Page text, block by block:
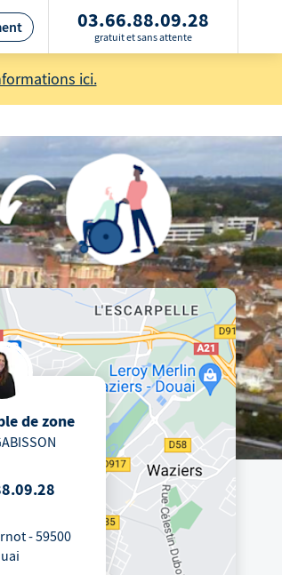
03.66.88.09.28
gratuit et sans attente
ici.
de zone
- 59500